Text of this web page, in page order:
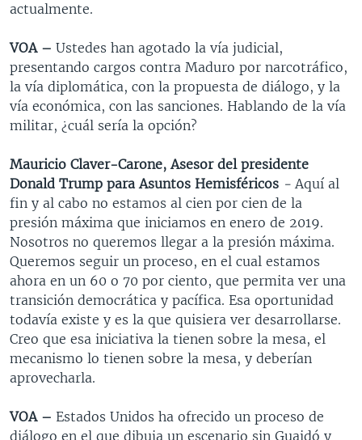
actualmente.
VOA – Ustedes han agotado la vía judicial,
presentando cargos contra Maduro por narcotráfico,
la vía diplomática, con la propuesta de diálogo, y la
vía económica, con las sanciones. Hablando de la vía
militar, ¿cuál sería la opción?
Mauricio Claver-Carone, Asesor del presidente
Donald Trump para Asuntos Hemisféricos -Aquí al
fin y al cabo no estamos al cien por cien de la
presión máxima que iniciamos en enero de 2019.
Nosotros no queremos llegar a la presión máxima.
Queremos seguir un proceso, en el cual estamos
ahora en un 60 o 70 por ciento, que permita ver una
transición democrática y pacífica. Esa oportunidad
todavía existe y es la que quisiera ver desarrollarse.
Creo que esa iniciativa la tienen sobre la mesa, el
mecanismo lo tienen sobre la mesa, y deberían
aprovecharla.
VOA – Estados Unidos ha ofrecido un proceso de
diálogo en el que dibuja un escenario sin Guaidó y